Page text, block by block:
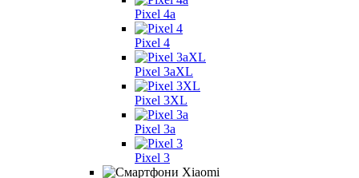
Pixel 4a
Pixel 4
Pixel 3aXL
Pixel 3XL
Pixel 3a
Pixel 3